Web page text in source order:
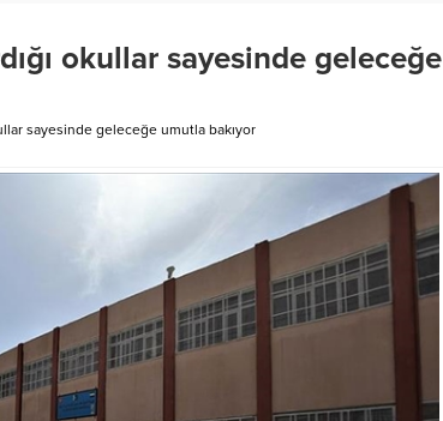
okullar sayesinde geleceğe
sayesinde geleceğe umutla bakıyor